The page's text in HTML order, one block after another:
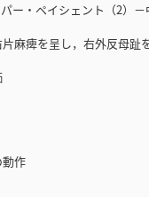
ー・ペイシェント（2）
麻痺を呈し，右外反母趾
作